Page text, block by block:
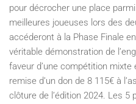
pour décrocher une place
meilleures joueuses lors des
accéderont à la Phase Finale
véritable démonstration de
faveur d’une compétition
remise d’un don de 8 115€ à
clôture de l’édition 2024. Les